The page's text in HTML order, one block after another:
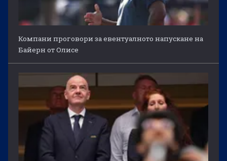
Компани проговори за евентуалното напускане на
Байерн от Олисе